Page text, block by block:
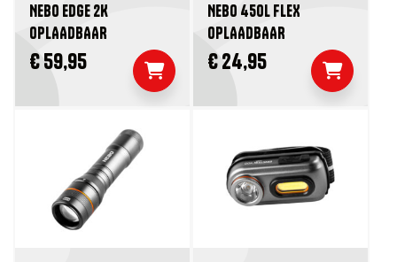
NEBO EDGE 2K
OPLAADBAAR
€ 59,95
NEBO 450L FLEX
OPLAADBAAR
€ 24,95